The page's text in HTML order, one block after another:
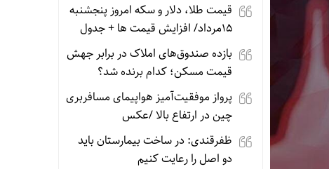
قیمت طلا، دلار و سکه امروز پنجشنبه
15مرداد/ افزایش قیمت ها + جدول
بازده صندوق‌های املاک در برابر جهش
قیمت مسکن؛ کدام برنده شد؟
پرواز موفقیت‌آمیز هواپیمای مسافربری
چین در ارتفاع بالا /عکس
ظفرقندی: در ساخت بیمارستان باید
دو اصل را رعایت کنیم